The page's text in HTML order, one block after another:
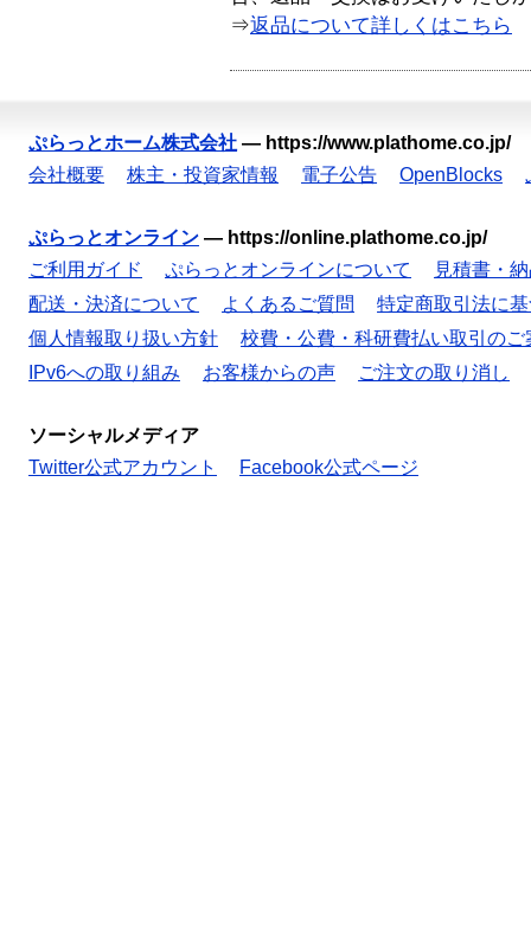
⇒返品について詳しくはこちら
ぷらっとホーム株式会社 — https://www.plathome.co.jp/
会社概要
株主・投資家情報 電子公告 OpenBlocks
ぷらっとオンライン — https://online.plathome.co.jp/
ご利用ガイド
ぷらっとオンラインについて
見積書・
配送・決済について
よくあるご質問
特定商取引法に
個人情報取り扱い方針
校費・公費・科研費払い取引のご
IPv6への取り組み
お客様からの声 ご注文の取り消し
ソーシャルメディア
Twitter公式アカウント
Facebook公式ページ